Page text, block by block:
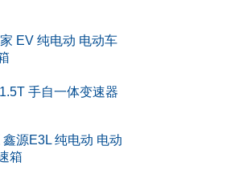
EV 纯电动 电动车
手自一体变速器
源E3L 纯电动 电动
箱